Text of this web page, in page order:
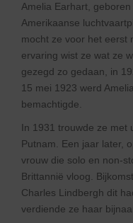
Amelia Earhart,
Amerikaanse
mocht ze voor het eerst
ervaring wist ze wat ze
gezegd zo gedaan, in
15 mei 1923 werd
bemachtigde.
In 1931 trouwde ze met
Putnam. Een jaar later,
vrouw die solo en non-
Brittannië vloog.
Charles Lindbergh dit
verdiende ze haar